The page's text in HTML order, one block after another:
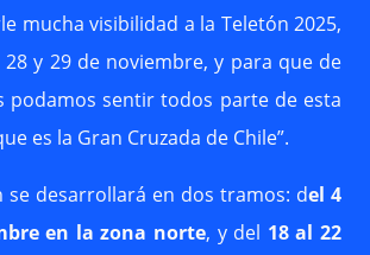
mucha visibilidad a la Teletón 2025,
y 29 de noviembre, y para que de
podamos sentir todos parte de esta
es la Gran Cruzada de Chile”.
se desarrollará en dos tramos: del 4
en la zona norte, y del 18 al 22